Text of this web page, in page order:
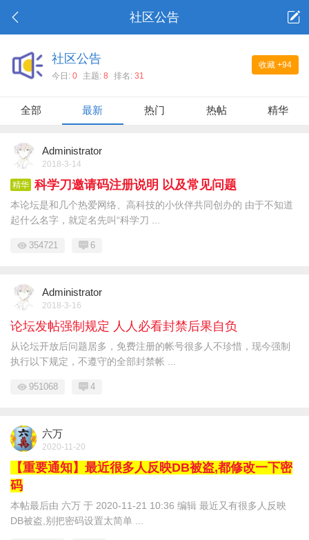
社区公告
收藏 +94
社区公告
今日: 0 主题: 8 排名: 31
全部 最新 热门 热帖 精华
Administrator
2018-3-14
精华 科学刀邀请码注册说明 以及常见问题
本论坛是和几个热爱网络、高科技的小伙伴共同创办的 由于不知道
起什么名字，就定名先叫“科学刀 ...
354721 6
Administrator
2018-3-16
论坛发帖强制规定 人人必看封禁后果自负
从论坛开放后问题居多，免费注册的帐号很多人不珍惜，现今强制
执行以下规定，不遵守的全部封禁帐 ...
951068 4
六万
2020-11-20
【重要通知】最近很多人反映DB被盗,都修改一下密
码
本帖最后由 六万 于 2020-11-21 10:36 编辑 最近又有很多人反映
DB被盗,别把密码设置太简单 ...